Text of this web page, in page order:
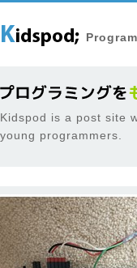
Kidspod is a post site
young programmers.